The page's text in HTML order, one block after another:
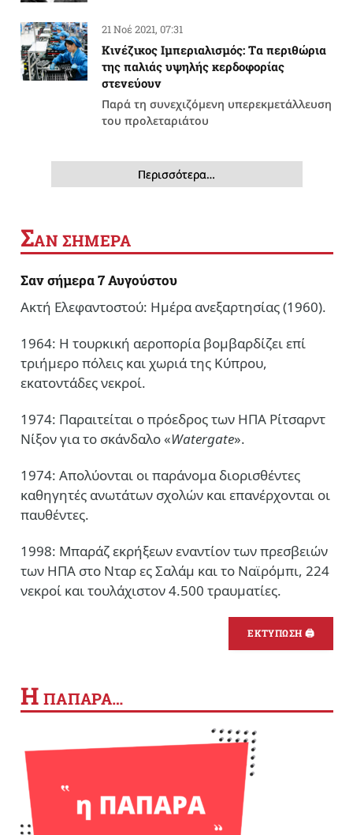
21 Νοέ 2021, 07:31
Κινέζικος Ιμπεριαλισμός: Tα περιθώρια
της παλιάς υψηλής κερδοφορίας
στενεύουν
Παρά τη συνεχιζόμενη υπερεκμετάλλευση
του προλεταριάτου
Περισσότερα…
ΣΑΝ ΣΗΜΕΡΑ
Σαν σήμερα 7 Αυγούστου
Ακτή Ελεφαντοστού: Ημέρα ανεξαρτησίας (1960).
1964: Η τουρκική αεροπορία βομβαρδίζει επί
τριήμερο πόλεις και χωριά της Κύπρου,
εκατοντάδες νεκροί.
1974: Παραιτείται ο πρόεδρος των ΗΠΑ Ρίτσαρντ
Νίξον για το σκάνδαλο «Watergate».
1974: Απολύονται οι παράνομα διορισθέντες
καθηγητές ανωτάτων σχολών και επανέρχονται οι
παυθέντες.
1998: Μπαράζ εκρήξεων εναντίον των πρεσβειών
των ΗΠΑ στο Νταρ ες Σαλάμ και το Ναϊρόμπι, 224
νεκροί και τουλάχιστον 4.500 τραυματίες.
ΕΚΤΥΠΩΣΗ 🖨
Η ΠΑΠΑΡΑ…